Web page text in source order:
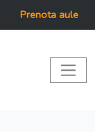
Prenota aule